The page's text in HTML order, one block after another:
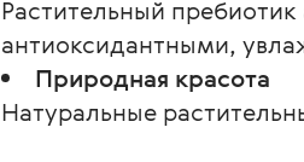
Растительный
антиоксидантными,
Природная красота
Натуральные